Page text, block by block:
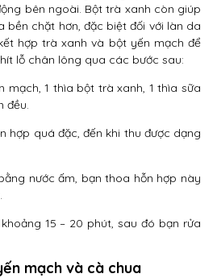
bên ngoài. Bột trà xanh còn giúp
bền chặt hơn, đặc biệt đối với làn da
hợp trà xanh và bột yến mạch để
lỗ chân lông qua các bước sau:
mạch, 1 thìa bột trà xanh, 1 thìa sữa
đều.
hợp quá đặc, đến khi thu được dạng
nước ấm, bạn thoa hỗn hợp này
15 – 20 phút, sau đó bạn rửa
mạch và cà chua